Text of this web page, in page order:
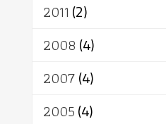
2011 (2)
2008 (4)
2007(4)
2005(4)